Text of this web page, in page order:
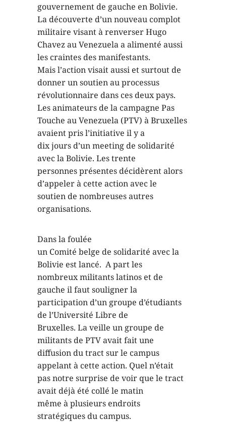
gouvernement de gauche en Bolivie.
La découverte d’un nouveau complot
militaire visant à renverser Hugo
Chavez au Venezuela a alimenté aussi
les craintes des manifestants.
Mais l’action visait aussi et surtout de
donner un soutien au processus
révolutionnaire dans ces deux pays.
Les animateurs de la campagne Pas
Touche au Venezuela (PTV) à Bruxelles
avaient pris l’initiative il y a
dix jours d’un meeting de solidarité
avec la Bolivie. Les trente
personnes présentes décidèrent alors
d’appeler à cette action avec le
soutien de nombreuses autres
organisations.
Dans la foulée
un Comité belge de solidarité avec la
Bolivie est lancé. A part les
nombreux militants latinos et de
gauche il faut souligner la
participation d’un groupe d’étudiants
de l’Université Libre de
Bruxelles. La veille un groupe de
militants de PTV avait fait une
diffusion du tract sur le campus
appelant à cette action. Quel n’était
pas notre surprise de voir que le tract
avait déjà été collé le matin
même à plusieurs endroits
stratégiques du campus.